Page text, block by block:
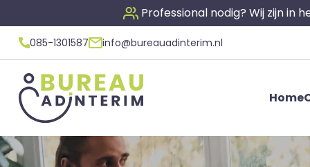
Professional nodig? Wij zijn in
085-1301587 info@bureauadinterim.nl
Home